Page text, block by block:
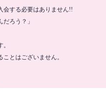
会する必要はありません!!
ろう？」
とはございません。